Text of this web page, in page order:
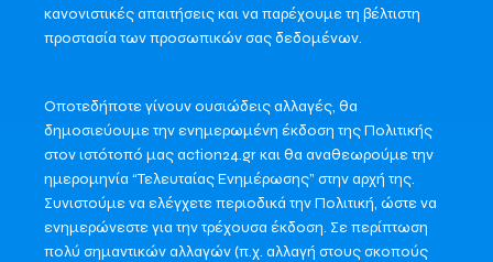
κανονιστικές απαιτήσεις και να παρέχουμε τη βέλτιστη
προστασία των προσωπικών σας δεδομένων.
Οποτεδήποτε γίνουν ουσιώδεις αλλαγές, θα
δημοσιεύουμε την ενημερωμένη έκδοση της Πολιτικής
στον ιστότοπό μας action24.gr και θα αναθεωρούμε την
ημερομηνία “Τελευταίας Ενημέρωσης” στην αρχή της.
Συνιστούμε να ελέγχετε περιοδικά την Πολιτική, ώστε να
ενημερώνεστε για την τρέχουσα έκδοση. Σε περίπτωση
πολύ σημαντικών αλλαγών (π.χ. αλλαγή στους σκοπούς